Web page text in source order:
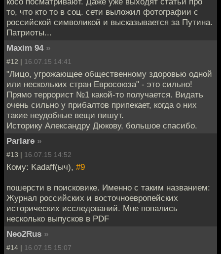
то, что кто то в соц. сети выложил фотографии с
российской символикой и высказывается за Путина.
Патриоты...
Maxim 94 »
#12 | 16.07.15 14:41
"Лицо, угрожающее общественному здоровью одной
или нескольких стран Евросоюза" - это сильно!
Прямо террорист №1 какой-то получается. Видать
очень сильно у прибалтов припекает, когда о них
такие неудобные вещи пишут.
Историку Александру Дюкову, большое спасибо.
Parlare »
#13 | 16.07.15 14:52
Кому: Kadaff(ыч), #9
пошерсти в поисковике. Именно с таким названием:
Журнал российских и восточноевропейских
исторических исследований. Мне попались
несколько выпусков в PDF
Neo2Rus »
#14 | 16.07.15 15:07